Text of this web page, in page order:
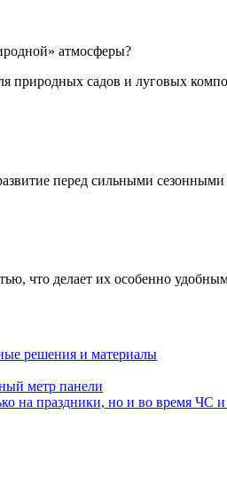
атмосферы?
природных садов и луговых
перед сильными сезонными
что делает их особенно
решения и материалы
метр панели
на праздники, но и во время ЧС